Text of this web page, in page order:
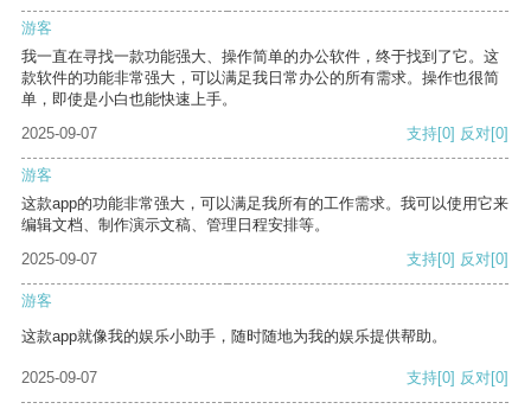
游客
我一直在寻找一款功能强大、操作简单的办公软件，终于找到了它。这
款软件的功能非常强大，可以满足我日常办公的所有需求。操作也很简
单，即使是小白也能快速上手。
2025-09-07
支持[0] 反对[0]
游客
这款app的功能非常强大，可以满足我所有的工作需求。我可以使用它来
编辑文档、制作演示文稿、管理日程安排等。
2025-09-07
支持[0] 反对[0]
游客
这款app就像我的娱乐小助手，随时随地为我的娱乐提供帮助。
2025-09-07 支持[0] 反对[0]